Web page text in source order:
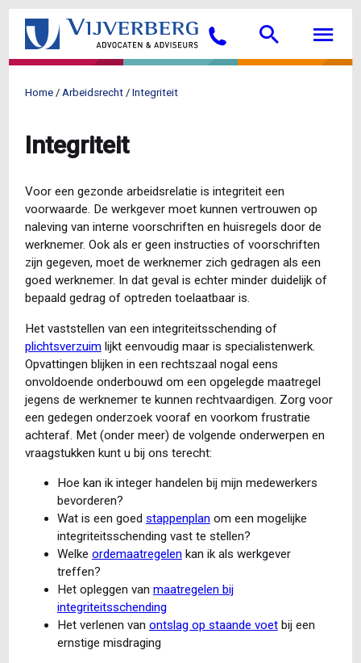
Overslaan
de
gaan
Bellen Search
Home Arbeidsrecht Integriteit
Integriteit
Voor een gezonde arbeidsrelatie is integriteit een
voorwaarde. De werkgever moet kunnen vertrouwen op
naleving van interne voorschriften en huisregels door de
werknemer. Ook als er geen instructies of voorschriften
zijn gegeven, moet de werknemer zich gedragen als een
goed werknemer. In dat geval is echter minder duidelijk of
bepaald gedrag of optreden toelaatbaar is.
Het vaststellen van een integriteitsschending of
plichtsverzuimlijkt eenvoudig maar is specialistenwerk.
Opvattingen blijken in een rechtszaal nogal eens
onvoldoende onderbouwd om een opgelegde maatregel
jegens de werknemer te kunnen rechtvaardigen. Zorg voor
een gedegen onderzoek vooraf en voorkom frustratie
achteraf. Met (onder meer) de volgende onderwerpen en
vraagstukken kunt u bij ons terecht:
Hoe kan ik integer handelen bij mijn medewerkers
bevorderen?
Wat is een goed stappenplanom een mogelijke
integriteitsschending vast te stellen?
Welke ordemaatregelenkan ik als werkgever
treffen?
Het opleggen van maatregelen bij
integriteitsschending
Het verlenen van ontslag op staande voetbij een
ernstige misdraging